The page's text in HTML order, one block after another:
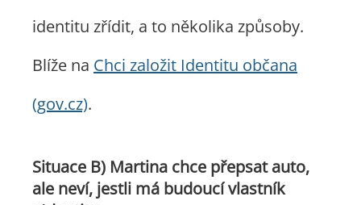
identitu zřídit, a to několika způsoby.
Blíže na Chci založit Identitu občana
(gov.cz).
Situace B) Martina chce přepsat auto,
ale neví, jestli má budoucí vlastník